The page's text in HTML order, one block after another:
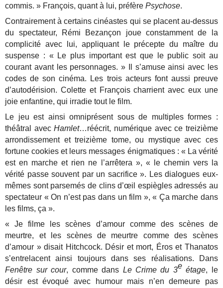
commis. » François, quant à lui, préfèrePsychose.
Contrairement à certains cinéastes qui se placent au-dessus
du spectateur, Rémi Bezançon joue constamment de la
complicité avec lui, appliquant le précepte du maître du
suspense : « Le plus important est que le public soit au
courant avant les personnages. » Il s’amuse ainsi avec les
codes de son cinéma. Les trois acteurs font aussi preuve
d’autodérision. Colette et François charrient avec eux une
joie enfantine, qui irradie tout le film.
Le jeu est ainsi omniprésent sous de multiples formes :
théâtral avecHamlet…réécrit, numérique avec ce treizième
arrondissement et treizième tome, ou mystique avec ces
fortune cookies et leurs messages énigmatiques : « La vérité
est en marche et rien ne l’arrêtera », « le chemin vers la
vérité passe souvent par un sacrifice ». Les dialogues eux-
mêmes sont parsemés de clins d’œil espiègles adressés au
spectateur « On n’est pas dans un film », « Ça marche dans
les films, ça ».
« Je filme les scènes d’amour comme des scènes de
meurtre, et les scènes de meurtre comme des scènes
d’amour » disait Hitchcock. Désir et mort, Éros et Thanatos
s’entrelacent ainsi toujours dans ses réalisations. Dans
Fenêtre sur cour, comme dans Le Crime du 3e étage, le
désir est évoqué avec humour mais n’en demeure pas